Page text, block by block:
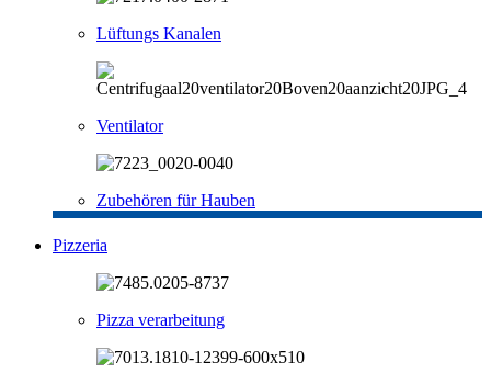
Lüftungs Kanalen
Ventilator
Zubehören für Hauben
Pizzeria
Pizza verarbeitung